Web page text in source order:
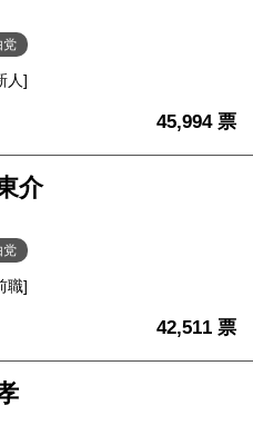
党
人]
45,994 票
介
党
職]
42,511 票